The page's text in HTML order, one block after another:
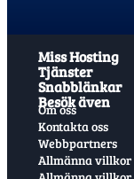
Miss Hosting
Tjänster
Snabblänkar
Besök även
Om oss
Kontakta oss
Webbpartners
Allmänna villkor